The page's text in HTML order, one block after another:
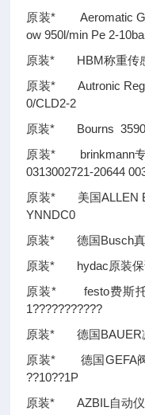
原装* Aeromatic
ow 950l/min Pe 2-
原装* HBM称重传感
原装* Autronic
0/CLD2-2
原装* Bourns
原装* brinkmann专
0313002721-20644
原装* 美国ALLEN
YNNDC0
原装* 德国Busch真
原装* hydac原装保
原装* festo费斯托
1???????????
原装* 德国BAUER
原装* 德国GEFA阀
??10??1P
原装* AZBIL自动